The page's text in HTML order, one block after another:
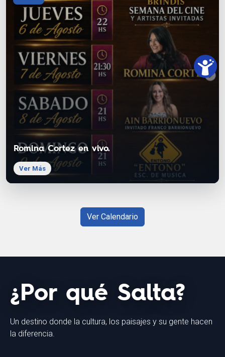
Romina Cortez en vivo.
Ver Más
Ver Calendario
¿Por qué Salta?
Un destino donde la cultura, los paisajes y su gente hacen
la diferencia.